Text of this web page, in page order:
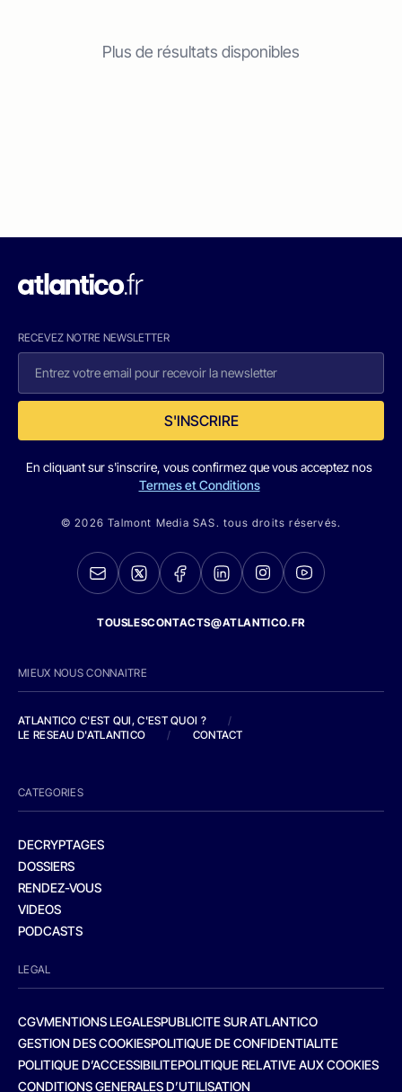
Plus de résultats disponibles
RECEVEZ NOTRE NEWSLETTER
S'INSCRIRE
En cliquant sur s'inscrire, vous confirmez que vous acceptez nos
Termes et Conditions
© 2026 Talmont Media SAS. tous droits réservés.
TOUSLESCONTACTS@ATLANTICO.FR
MIEUX NOUS CONNAITRE
ATLANTICO C'EST QUI, C'EST QUOI ?
/
LE RESEAU D'ATLANTICO
/ CONTACT
CATEGORIES
DECRYPTAGES
DOSSIERS
RENDEZ-VOUS
VIDEOS
PODCASTS
LEGAL
CGVMENTIONS LEGALESPUBLICITE SUR ATLANTICO
GESTION DES COOKIESPOLITIQUE DE CONFIDENTIALITE
POLITIQUE D’ACCESSIBILITEPOLITIQUE RELATIVE AUX COOKIES
CONDITIONS GENERALES D’UTILISATION